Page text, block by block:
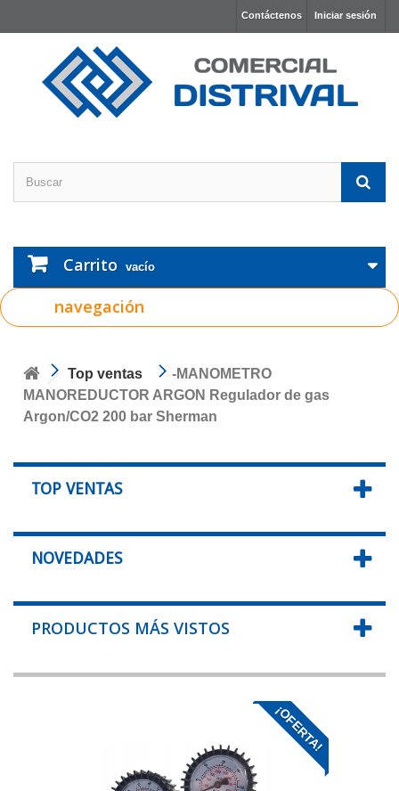
Iniciar sesión
Contáctenos
Carrito vacío
navegación
Top ventas
-MANOMETRO
MANOREDUCTOR ARGON Regulador de gas
Argon/CO2 200 bar Sherman
TOP VENTAS
NOVEDADES
PRODUCTOS MÁS VISTOS
¡OFERTA!